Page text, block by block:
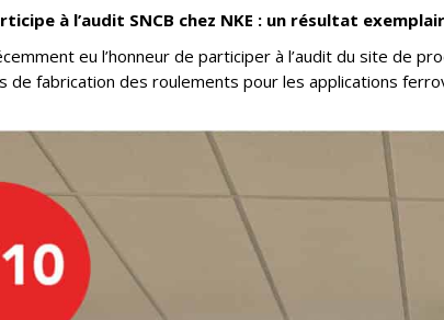
à l’audit SNCB chez NKE : un résultat
eu l’honneur de participer à l’audit du site de
de fabrication des roulements pour les applications